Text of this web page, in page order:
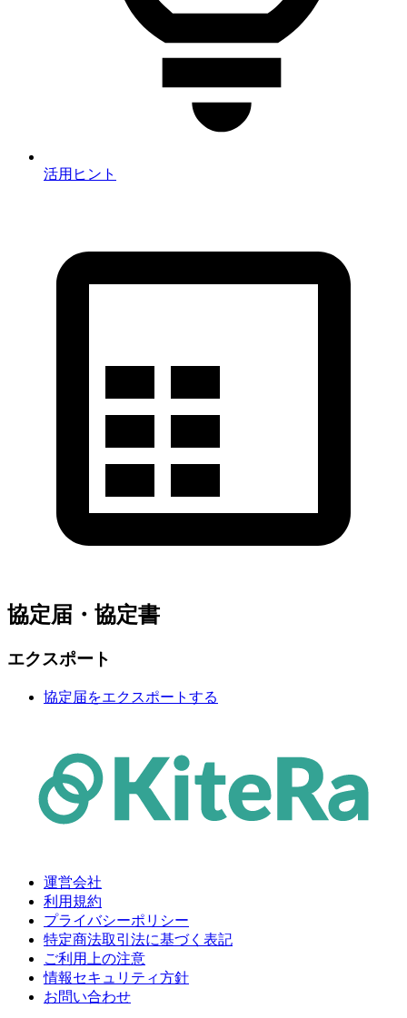
活用ヒント
協定届・協定書
エクスポート
協定届をエクスポートする
運営会社
利用規約
プライバシーポリシー
特定商法取引法に基づく表記
ご利用上の注意
情報セキュリティ方針
お問い合わせ